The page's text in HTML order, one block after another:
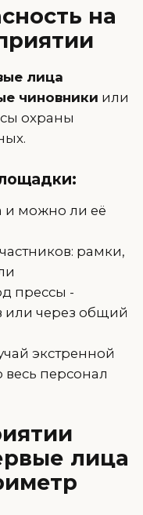
на
лица
чиновники или
охраны
и можно ли её
рамки,
прессы -
или через общий
экстренной
весь персонал
лица